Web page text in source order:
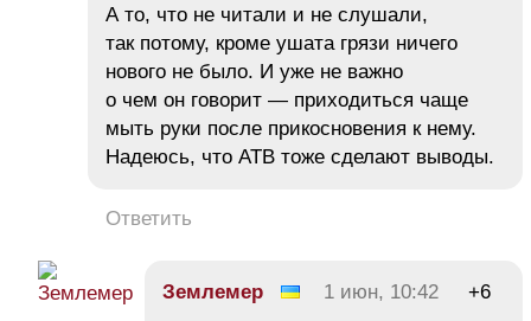
А то, что не читали и не слушали,
так потому, кроме ушата грязи ничего
нового не было. И уже не важно
о чем он говорит — приходиться чаще
мыть руки после прикосновения к нему.
Надеюсь, что АТВ тоже сделают выводы.
Ответить
Землемер 1 июн, 10:42 +6